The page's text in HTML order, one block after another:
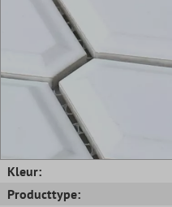
Kleur:
Producttype: